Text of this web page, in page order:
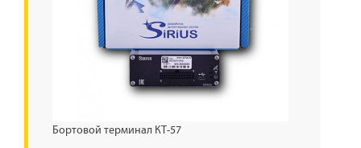
Бортовой терминал КТ-57